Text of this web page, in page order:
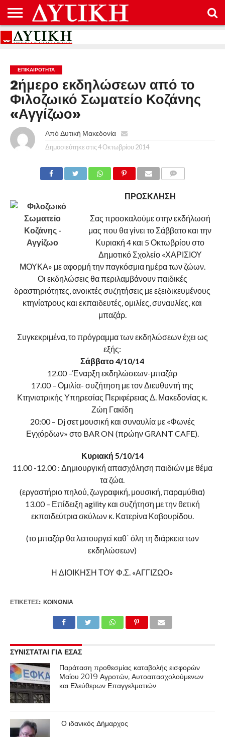
ΑΡΧΙΚΉ
ΕΠΙΚΟΙΝΩΝΊΑ
ΌΡΟΙ
ΠΡΟΣΤΑΣΊΑ
ΕΠΙΚΑΙΡΟΤΗΤΑ
2ήμερο εκδηλώσεων από το
Φιλοζωικό Σωματείο Κοζάνης
«Αγγίζωο»
Από Δυτική Μακεδονία
Δημοσιεύτηκε στις4 Οκτωβρίου 2014
ΠΡΟΣΚΛΗΣΗ
Σας προσκαλούμε στην εκδήλωσή
μας που θα γίνει το Σάββατο και την
Κυριακή 4 και 5 Οκτωβρίου στο
Δημοτικό Σχολείο «ΧΑΡΙΣΙΟΥ
ΜΟΥΚΑ» με αφορμή την παγκόσμια ημέρα των ζώων.
Οι εκδηλώσεις θα περιλαμβάνουν παιδικές
δραστηριότητες, ανοικτές συζητήσεις με εξειδικευμένους
κτηνίατρους και εκπαιδευτές, ομιλίες, συναυλίες, και
μπαζάρ.
Συγκεκριμένα, το πρόγραμμα των εκδηλώσεων έχει ως
εξής:
Σάββατο 4/10/14
12.00 –Έναρξη εκδηλώσεων-μπαζάρ
17.00 – Ομιλία- συζήτηση με τον Διευθυντή της
Κτηνιατρικής Υπηρεσίας Περιφέρειας Δ. Μακεδονίας κ.
Ζώη Γακίδη
20:00 – Dj σετ μουσική και συναυλία με «Φωνές
Εγχόρδων» στο BAR ON (πρώην GRANT CAFE).
Κυριακή 5/10/14
11.00 -12.00 : Δημιουργική απασχόληση παιδιών με θέμα
τα ζώα.
(εργαστήριο πηλού, ζωγραφική, μουσική, παραμύθια)
13.00 – Επίδειξη agility και συζήτηση με την θετική
εκπαιδεύτρια σκύλων κ. Κατερίνα Καβουρίδου.
(το μπαζάρ θα λειτουργεί καθ΄ όλη τη διάρκεια των
εκδηλώσεων)
Η ΔΙΟΙΚΗΣΗ ΤΟΥ Φ.Σ. «ΑΓΓΙΖΩΟ»
ΕΤΙΚΕΤΕΣ: ΚΟΙΝΩΝΊΑ
ΣΥΝΙΣΤΑΤΑΙ ΓΙΑ ΕΣΑΣ
Παράταση προθεσμίας καταβολής εισφορών
Μαΐου 2019 Αγροτών, Αυτοαπασχολούμενων
και Ελεύθερων Επαγγελματιών
Ο ιδανικός Δήμαρχος